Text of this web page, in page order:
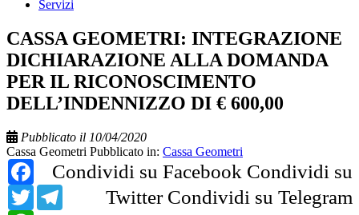
Servizi
CASSA GEOMETRI: INTEGRAZIONE
DICHIARAZIONE ALLA DOMANDA
PER IL RICONOSCIMENTO
DELL’INDENNIZZO DI € 600,00
Pubblicato il 10/04/2020
Cassa Geometri Pubblicato in: Cassa Geometri
Condividi su Facebook
Facebook
Condividi su
Twitter
Twitter Condividi su Telegram
Telegram